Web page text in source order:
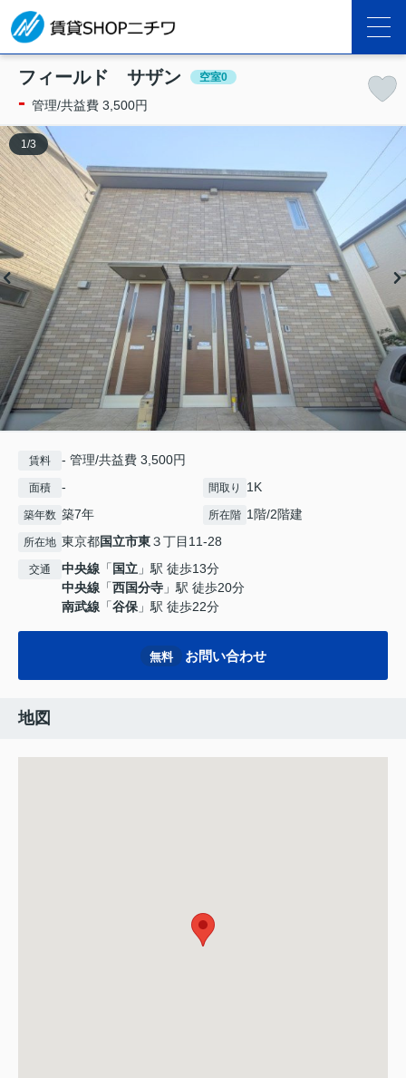
フィールド サザン 空室0
- 管理/共益費 3,500円
1 /3
賃料 - 管理/共益費 3,500円
面積 - 間取り 1K
築年数 築7年 所在階 1階/2階建
所在地 東京都国立市東３丁目11-28
交通 中央線 「 国立 」駅 徒歩13分
中央線 「西国分寺 」駅 徒歩20分
南武線 「谷保 」駅 徒歩22分
無料 お問い合わせ
地図